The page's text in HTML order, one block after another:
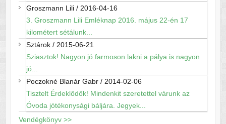
Groszmann Lili/ 2016-04-16
3. Groszmann Lili Emléknap 2016. május 22-én 17
kilométert sétálunk...
Sztárok/ 2015-06-21
Sziasztok! Nagyon jó farmoson lakni a pálya is nagyon
jó...
Poczokné Blanár Gabr/ 2014-02-06
Tisztelt Érdeklődők! Mindenkit szeretettel várunk az
Óvoda jótékonysági báljára. Jegyek...
Vendégkönyv >>